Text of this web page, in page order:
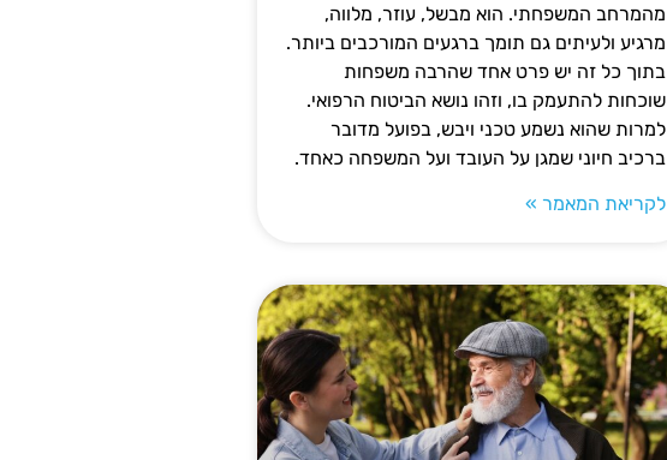
מהמרחב המשפחתי. הוא מבשל, עוזר, מלווה,
מרגיע ולעיתים גם תומך ברגעים המורכבים ביותר.
בתוך כל זה יש פרט אחד שהרבה משפחות
שוכחות להתעמק בו, וזהו נושא הביטוח הרפואי.
למרות שהוא נשמע טכני ויבש, בפועל מדובר
ברכיב חיוני שמגן על העובד ועל המשפחה כאחד.
לקריאת המאמר »